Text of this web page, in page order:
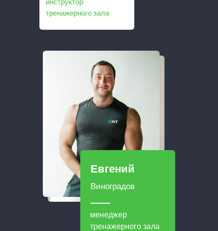
инструктор
тренажерного зала
Виноградов
Евгений
менеджер
тренажерного зала